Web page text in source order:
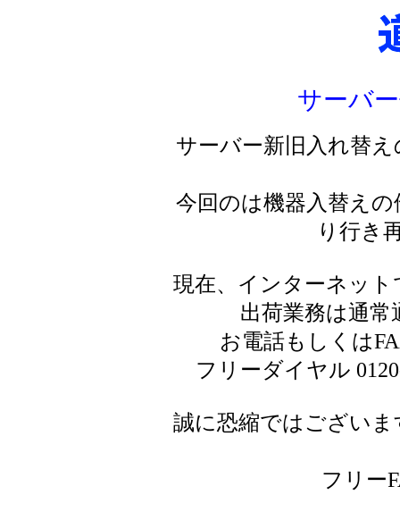
サーバ
サーバー新旧入れ替
今回のは機器入替え
り行き
現在、インターネッ
出荷業務は通
お電話もしくは
フリーダイヤル
誠に恐縮ではござい
フリー